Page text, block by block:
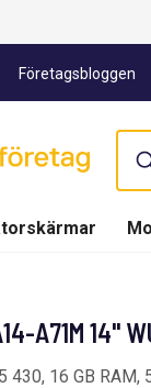
Företagsbloggen
A71M 14"
430, 16 GB RAM,